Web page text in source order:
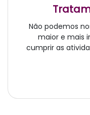
Não podemos
maior e mais
cumprir as